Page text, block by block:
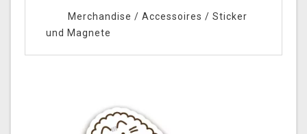
Merchandise / Accessoires / Sticker
und Magnete